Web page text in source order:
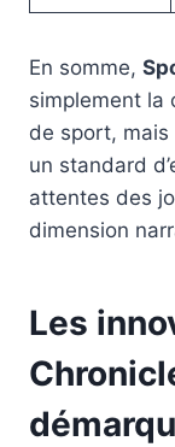
En somme,
simplement la
de sport,
un standard
attentes des
dimension
Les